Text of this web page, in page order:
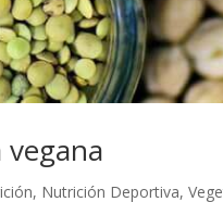
, Nutrición Deportiva,